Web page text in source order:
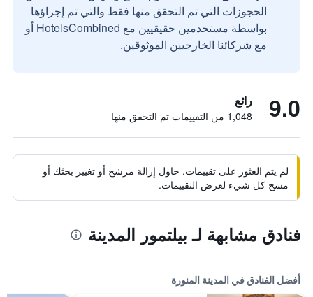
الحجوزات التي تم التحقق منها فقط والتي تم إجراؤها
بواسطة مستخدمين حقيقيين مع HotelsCombined أو
مع شركائنا الخارجيين الموثوقين.
9.0 رائع
1,048 من التقييمات تم التحقق منها
لم يتم العثور على تقييمات. حاول إزالة مرشح أو تغيير بحثك أو
مسح كل شيء لعرض التقييمات.
فنادق مشابهة لـ بيلتمور المدينة
أفضل الفنادق في المدينة المنورة